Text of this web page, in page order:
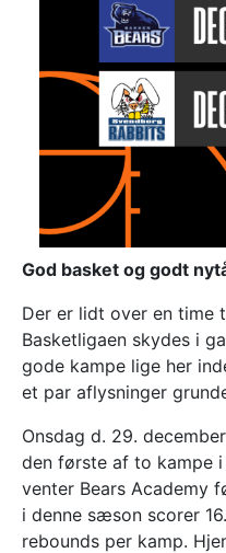
God basket og godt
Der er lidt over en time
Basketligaen skydes i
gode kampe lige her
et par aflysninger
Onsdag d. 29.
den første af to kampe
venter Bears Academy
i denne sæson scorer
rebounds per kamp.